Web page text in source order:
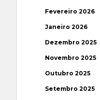
Fevereiro 2026
Janeiro 2026
Dezembro 2025
Novembro 2025
Outubro 2025
Setembro 2025